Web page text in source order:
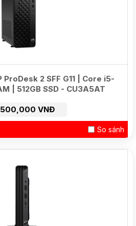
ProDesk 2 SFF G11 | Core i5-
| 512GB SSD - CU3A5AT
VNĐ
So sánh